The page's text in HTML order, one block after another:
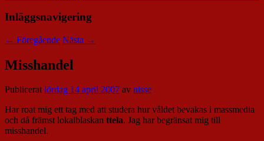
Inläggsnavigering
← Föregående Nästa →
Misshandel
Publiceratlördag 14 april 2007 av nisse
Har roat mig ett tag med att studera hur våldet bevakas i massmedia
och då främst lokalblaskan ttela. Jag har begränsat mig till
misshandel.